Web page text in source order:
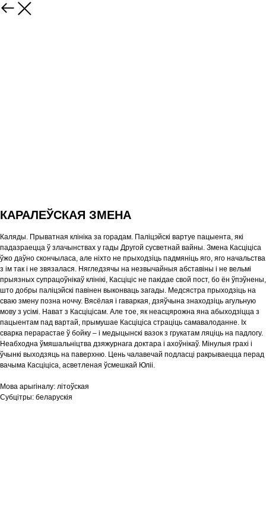
КАРАЛЕЎСКАЯ ЗМЕНА
Каляды. Прыватная клініка за горадам. Паліцэйскі вартуе пацыента, які
падазраецца ў злачынствах у гады Другой сусветнай вайны. Змена Касціціса
ўжо даўно скончыласа, але ніхто не прыходзіць падмяніць яго, яго начальства
з ім так і не звязалася. Нягледзячы на незвычайныя абставіны і не вельмі
прыязных супрацоўнікаў клінікі, Касціціс не пакідае свой пост, бо ён ўпэўнены,
што добры паліцэйскі павінен выконваць загады. Медсястра прыходзіць на
сваю змену позна ноччу. Вясёлая і гаваркая, дзяўчына знаходзіць агульную
мову з усімі. Нават з Касціцісам. Але тое, як неасцярожна яна абыходзіцца з
пацыентам пад вартай, прымушае Касціціса страціць самавалоданне. Іх
сварка перарастае ў бойку – і медыцынскі вазок з грукатам ляціць на падлогу.
Неабходна ўмяшальніцтва дзяжурнага доктара і ахоўнікаў. Мінулыя грахі і
ўчынкі выходзяць на паверхню. Цень чалавечай подласці ракрываецца перад
вачыма Касціціса, асветленая ўсмешкай Юліі.
Мова арыгіналу: літоўская
Субцітры: беларускія